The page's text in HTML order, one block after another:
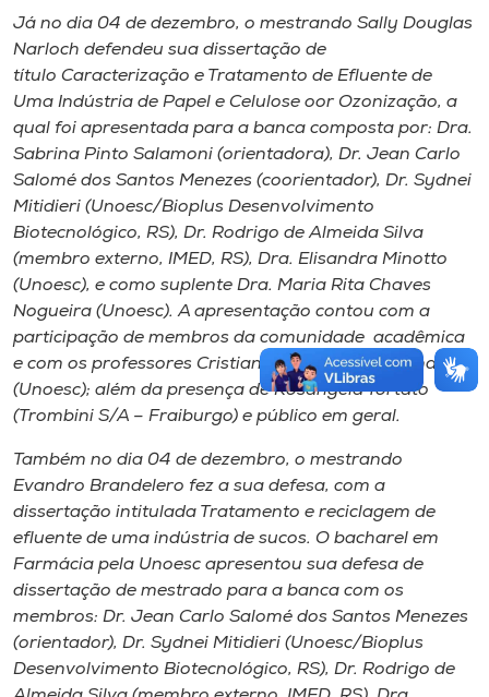
Já no dia 04 de dezembro, o mestrando Sally Douglas
Narloch defendeu sua dissertação de
título Caracterização e Tratamento de Efluente de
Uma Indústria de Papel e Celulose oor Ozonização, a
qual foi apresentada para a banca composta por: Dra.
Sabrina Pinto Salamoni (orientadora), Dr. Jean Carlo
Salomé dos Santos Menezes (coorientador), Dr. Sydnei
Mitidieri (Unoesc/Bioplus Desenvolvimento
Biotecnológico, RS), Dr. Rodrigo de Almeida Silva
(membro externo, IMED, RS), Dra. Elisandra Minotto
(Unoesc), e como suplente Dra. Maria Rita Chaves
Nogueira (Unoesc). A apresentação contou com a
participação de membros da comunidade acadêmica
e com os professores Cristiane Bonatto, Luiz Bondicz,
(Unoesc); além da presença de Rosangela Tortato
(Trombini S/A – Fraiburgo) e público em geral.
Também no dia 04 de dezembro, o mestrando
Evandro Brandelero fez a sua defesa, com a
dissertação intitulada Tratamento e reciclagem de
efluente de uma indústria de sucos. O bacharel em
Farmácia pela Unoesc apresentou sua defesa de
dissertação de mestrado para a banca com os
membros: Dr. Jean Carlo Salomé dos Santos Menezes
(orientador), Dr. Sydnei Mitidieri (Unoesc/Bioplus
Desenvolvimento Biotecnológico, RS), Dr. Rodrigo de